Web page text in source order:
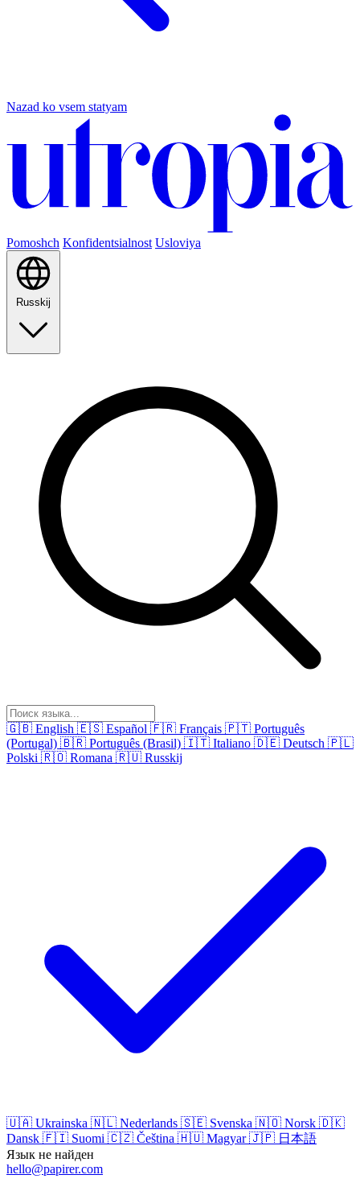
Nazad ko vsem statyam
Pomoshch Konfidentsialnost Usloviya
Russkij
🇬🇧 English 🇪🇸 Español 🇫🇷 Français 🇵🇹 Português
(Portugal) 🇧🇷 Português (Brasil) 🇮🇹 Italiano 🇩🇪 Deutsch 🇵🇱
Polski 🇷🇴 Romana 🇷🇺 Russkij
🇺🇦 Ukrainska 🇳🇱 Nederlands 🇸🇪 Svenska 🇳🇴 Norsk 🇩🇰
Dansk 🇫🇮 Suomi 🇨🇿 Čeština 🇭🇺 Magyar 🇯🇵 日本語
Язык не найден
hello@papirer.com